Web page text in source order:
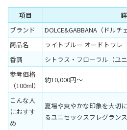
項目
ブランド
DOLCE&GABBANA（ドルチ
商品名
ライトブルー オードトワレ
香調
シトラス・フローラル（ユニ
参考価格
（100ml）
約10,000円〜
こんな人
におすす
め
夏場や爽やかな印象を大切
るユニセックスフレグラン